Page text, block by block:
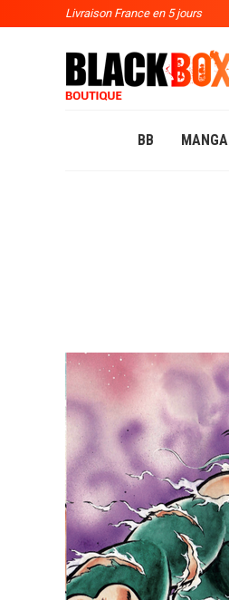
Livraison France en 5 jours
BB MANGA